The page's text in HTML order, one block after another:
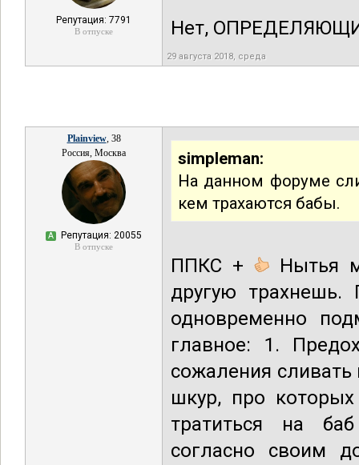
Репутация: 7791
В отпуске Нет,
29 августа 2018, среда
Plainview, 38
Россия, Москва
А Репутация: 20055
В отпуске
simpleman:
На данном форуме
кем трахаются бабы.
ППКС +
Нытья
другую
одновременно
главное: 1.
сожаления
шкур, про
тратиться на
согласно своим